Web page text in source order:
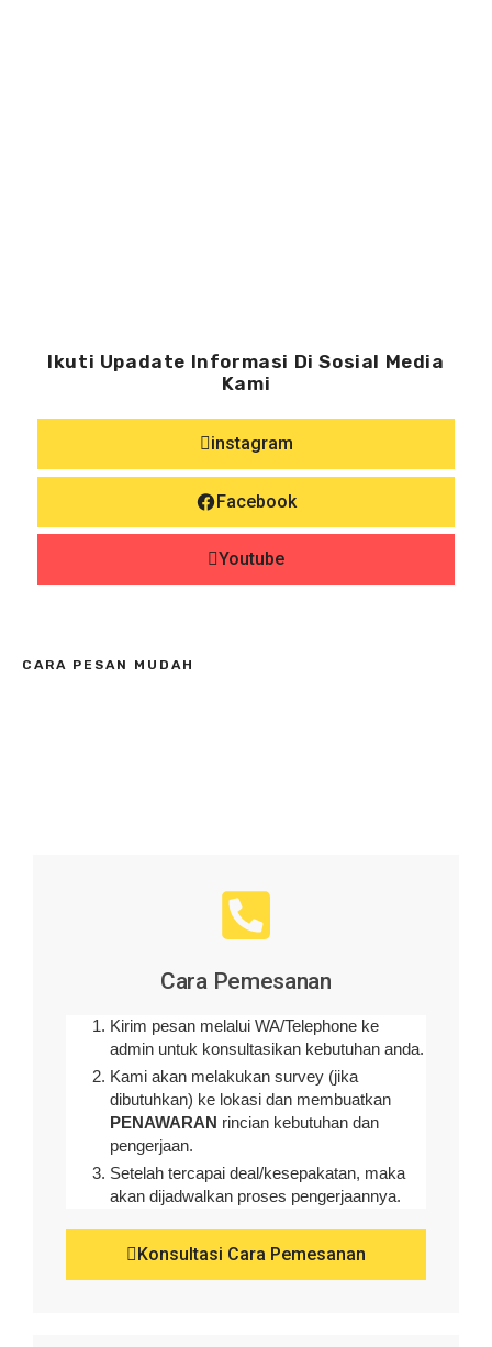
Ikuti Upadate Informasi Di Sosial Media
Kami
instagram
Facebook
Youtube
CARA PESAN MUDAH
Cara Pemesanan
Kirim pesan melalui WA/Telephone ke
admin untuk konsultasikan kebutuhan anda.
Kami akan melakukan survey (jika
dibutuhkan) ke lokasi dan membuatkan
PENAWARAN rincian kebutuhan dan
pengerjaan.
Setelah tercapai deal/kesepakatan, maka
akan dijadwalkan proses pengerjaannya.
Konsultasi Cara Pemesanan